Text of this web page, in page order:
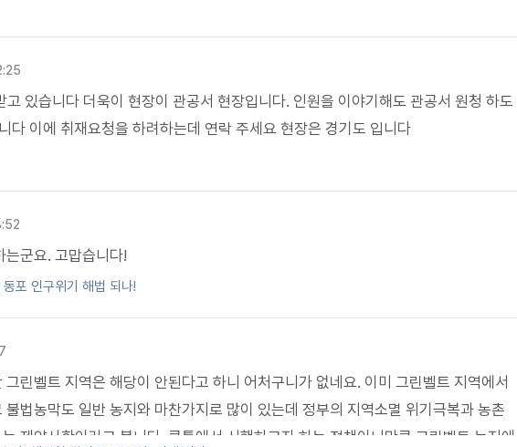
고 있습니다 더욱이 현장이 관공서 현장입니다. 인원을 이야기해도 관공서 원청 하도
다 이에 취재요청을 하려하는데 연락 주세요 현장은 경기도 입니다
는군요. 고맙습니다!
포 인구위기 해법 되나!
린벨트 지역은 해당이 안된다고 하니 어처구니가 없네요. 이미 그린벨트 지역에서
법농막도 일반 농지와 마찬가지로 많이 있는데 정부의 지역소멸 위기극복과 농촌
제약사항이라고 봅니다. 큰틀에서 시행하고자 하는 정책이니만큼 그린벨트 농지에